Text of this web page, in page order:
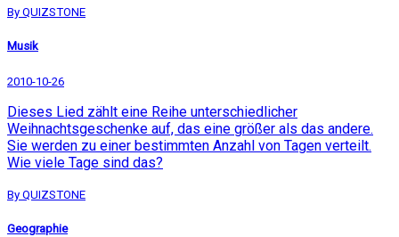
By QUIZSTONE
Musik
2010-10-26
Dieses Lied zählt eine Reihe unterschiedlicher
Weihnachtsgeschenke auf, das eine größer als das andere.
Sie werden zu einer bestimmten Anzahl von Tagen verteilt.
Wie viele Tage sind das?
By QUIZSTONE
Geographie